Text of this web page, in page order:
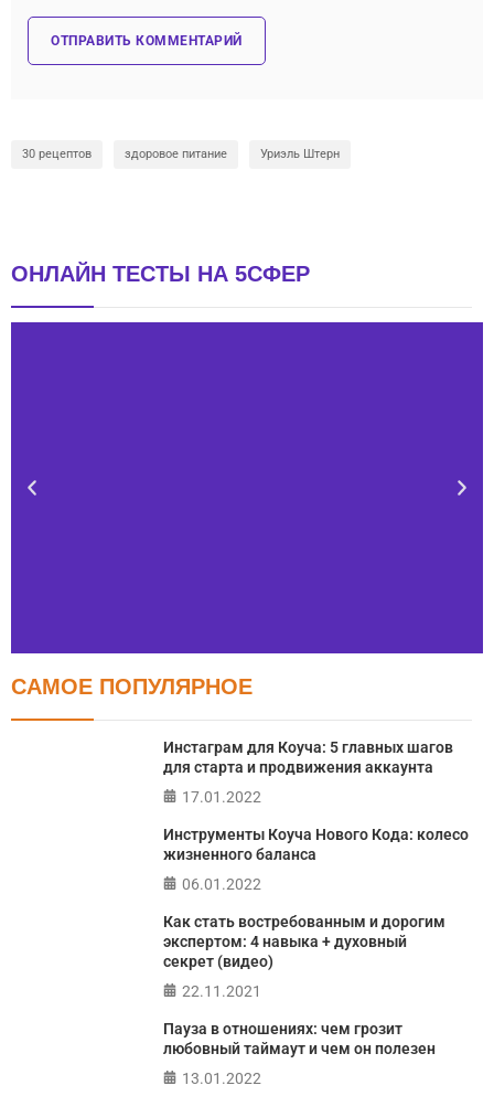
30 рецептов здоровое питание Уриэль Штерн
ОНЛАЙН ТЕСТЫ НА 5СФЕР
Тест FERMI
в 5 главных сферах
САМОЕ ПОПУЛЯРНОЕ
Инстаграм для Коуча: 5 главных шагов
для старта и продвижения аккаунта
17.01.2022
Инструменты Коуча Нового Кода: колесо
жизненного баланса
06.01.2022
Как стать востребованным и дорогим
экспертом: 4 навыка + духовный
секрет (видео)
22.11.2021
Пауза в отношениях: чем грозит
любовный таймаут и чем он полезен
13.01.2022